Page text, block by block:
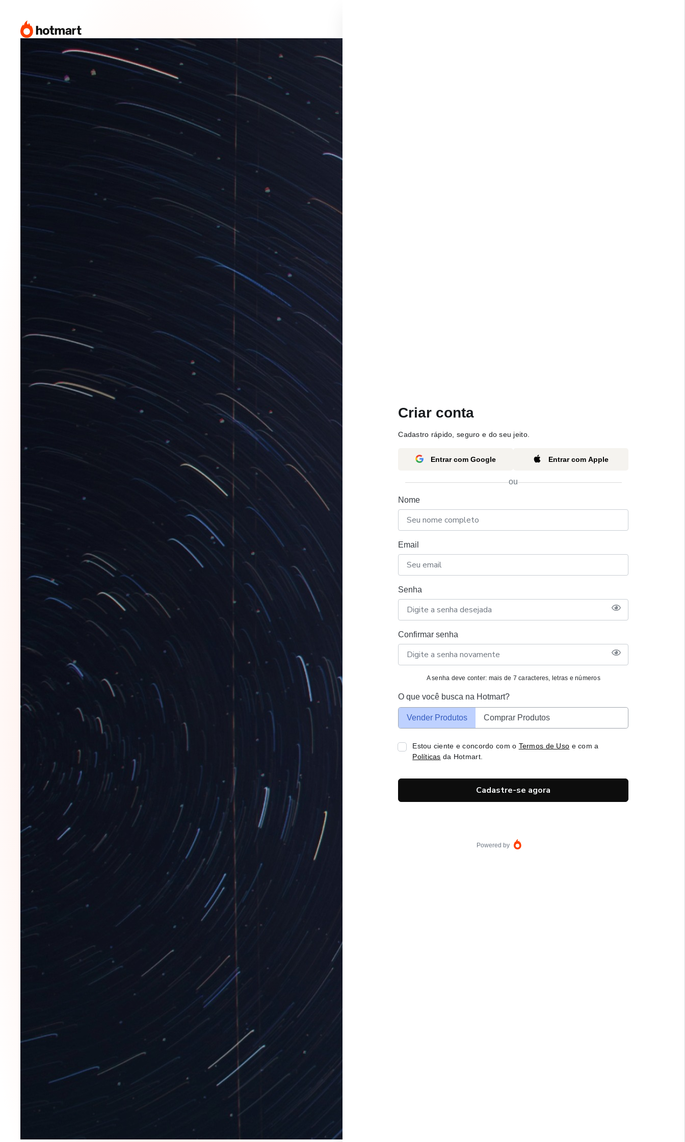
Criar conta
Cadastro rápido, seguro e do seu jeito.
Entrar com Google Entrar com Apple
ou
Nome
Email
Senha
Confirmar senha
A senha deve conter: mais de 7 caracteres, letras e números
O que você busca na Hotmart?
Vender Produtos Comprar Produtos
Estou ciente e concordo com o Termos de Uso e com a
Políticas da Hotmart.
Cadastre-se agora
Powered by